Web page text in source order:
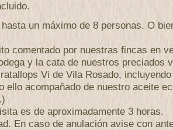
un máximo de 8 personas. O
comentado por nuestras fincas en
y la cata de nuestros preciados
Vi de Vila Rosado,
ello acompañado de nuestro aceite
es de aproximadamente 3 horas.
En caso de anulación avise con